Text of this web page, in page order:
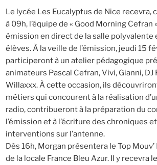
Le lycée Les Eucalyptus de Nice recevra,
à 09h, l’équipe de « Good Morning Cefran
émission en direct de la salle polyvalente
élèves. À la veille de l’émission, jeudi 15
participeront à un atelier pédagogique
animateurs Pascal Cefran, Vivi, Gianni,
Willaxxx. À cette occasion, ils
métiers qui concourent à la réalisation
radio, contribueront à la préparation du
l’émission et à l’écriture des chroniques
interventions sur l’antenne.
Dès 16h, Morgan présentera le Top
de la locale France Bleu Azur. Il y recevra